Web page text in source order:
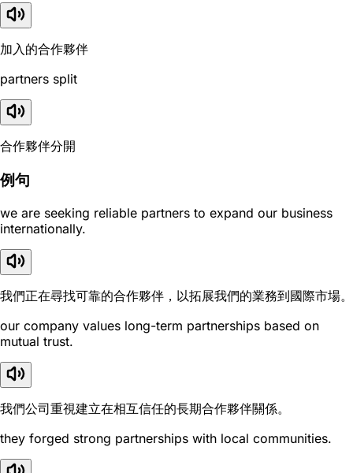
加入的合作夥伴
partners split
合作夥伴分開
例句
we are seeking reliable partners to expand our business
internationally.
我們正在尋找可靠的合作夥伴，以拓展我們的業務到國際市場。
our company values long-term partnerships based on
mutual trust.
我們公司重視建立在相互信任的長期合作夥伴關係。
they forged strong partnerships with local communities.